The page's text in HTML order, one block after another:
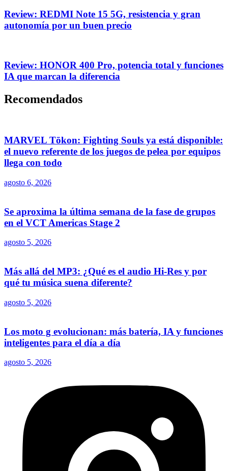
Review: REDMI Note 15 5G, resistencia y gran
autonomía por un buen precio
Review: HONOR 400 Pro, potencia total y funciones
IA que marcan la diferencia
Recomendados
MARVEL Tōkon: Fighting Souls ya está disponible:
el nuevo referente de los juegos de pelea por equipos
llega con todo
agosto 6, 2026
Se aproxima la última semana de la fase de grupos
en el VCT Americas Stage 2
agosto 5, 2026
Más allá del MP3: ¿Qué es el audio Hi-Res y por
qué tu música suena diferente?
agosto 5, 2026
Los moto g evolucionan: más batería, IA y funciones
inteligentes para el día a día
agosto 5, 2026